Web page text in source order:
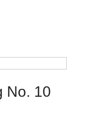
No. 10